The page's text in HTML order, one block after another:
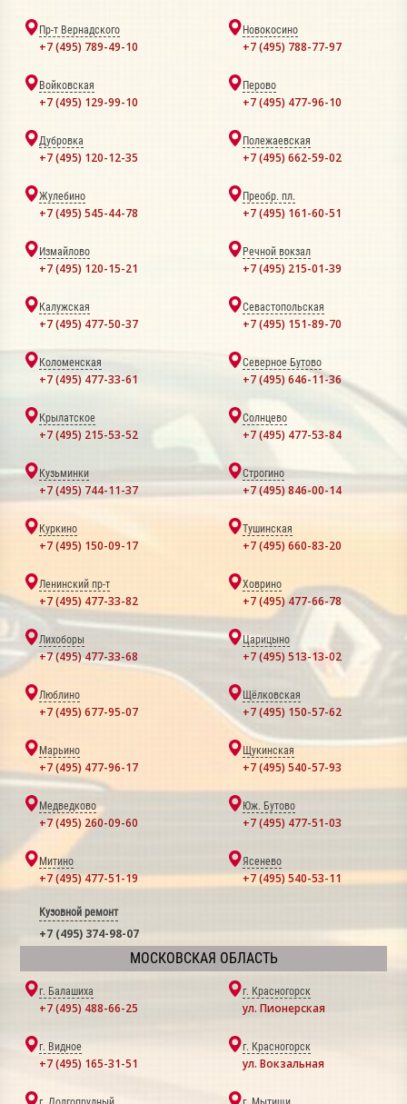
Пр-т Вернадского
+7 (495) 789-49-10
Новокосино
+7 (495) 788-77-97
Войковская
+7 (495) 129-99-10
Перово
+7 (495) 477-96-10
Дубровка
+7 (495) 120-12-35
Полежаевская
+7 (495) 662-59-02
Жулебино
+7 (495) 545-44-78
Преобр. пл.
+7 (495) 161-60-51
Измайлово
+7 (495) 120-15-21
Речной вокзал
+7 (495) 215-01-39
Калужская
+7 (495) 477-50-37
Севастопольская
+7 (495) 151-89-70
Коломенская
+7 (495) 477-33-61
Северное Бутово
+7 (495) 646-11-36
Крылатское
+7 (495) 215-53-52
Солнцево
+7 (495) 477-53-84
Кузьминки
+7 (495) 744-11-37
Строгино
+7 (495) 846-00-14
Куркино
+7 (495) 150-09-17
Тушинская
+7 (495) 660-83-20
Ленинский пр-т
+7 (495) 477-33-82
Ховрино
+7 (495) 477-66-78
Лихоборы
+7 (495) 477-33-68
Царицыно
+7 (495) 513-13-02
Люблино
+7 (495) 677-95-07
Щёлковская
+7 (495) 150-57-62
Марьино
+7 (495) 477-96-17
Щукинская
+7 (495) 540-57-93
Медведково
+7 (495) 260-09-60
Юж. Бутово
+7 (495) 477-51-03
Митино
+7 (495) 477-51-19
Ясенево
+7 (495) 540-53-11
Кузовной ремонт
+7 (495) 374-98-07
МОСКОВСКАЯ ОБЛАСТЬ
г. Балашиха
+7 (495) 488-66-25
г. Красногорск
ул. Пионерская
г. Видное
+7 (495) 165-31-51
г. Красногорск
ул. Вокзальная